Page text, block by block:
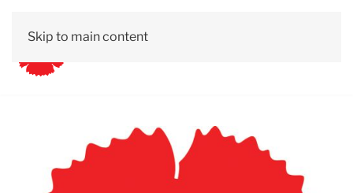
Skip to main content